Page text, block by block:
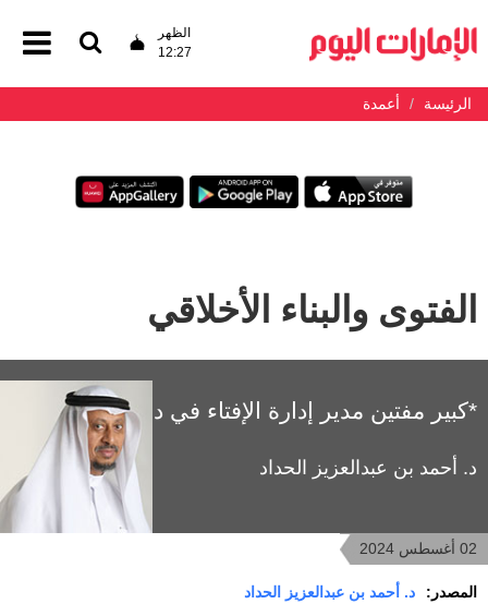
الظهر
12:27
الرئيسة أعمدة
الفتوى والبناء الأخلاقي
*كبير مفتين مدير إدارة الإفتاء في دبي
د. أحمد بن عبدالعزيز الحداد
02 أغسطس 2024
المصدر: د. أحمد بن عبدالعزيز الحداد